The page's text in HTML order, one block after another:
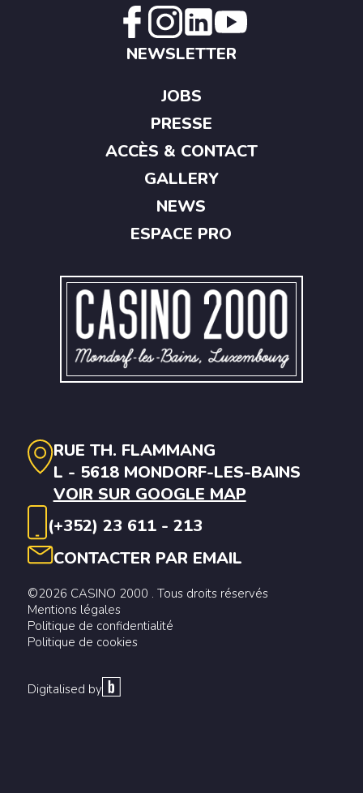
RUE TH. FLAMMANG
L - 5618 MONDORF-LES-BAINS
VOIR SUR GOOGLE MAP
(+352) 23 611 - 213
CONTACTER PAR EMAIL
©2026 CASINO 2000 . Tous droits réservés
Mentions légales
Politique de confidentialité
Politique de cookies
Digitalised by
NEWSLETTER
JOBS
PRESSE
ACCÈS & CONTACT
GALLERY
NEWS
ESPACE PRO